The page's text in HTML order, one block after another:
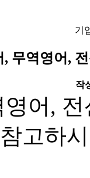
기
, 무역영어,
작
영어,
고하